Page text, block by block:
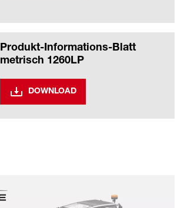
Produkt-Informations-Blatt
metrisch 1260LP
DOWNLOAD